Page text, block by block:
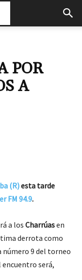
POR
A
(R)esta tarde
FM 94.9.
a losCharrúasen
derrota como
número 9 del torneo
encuentro será,